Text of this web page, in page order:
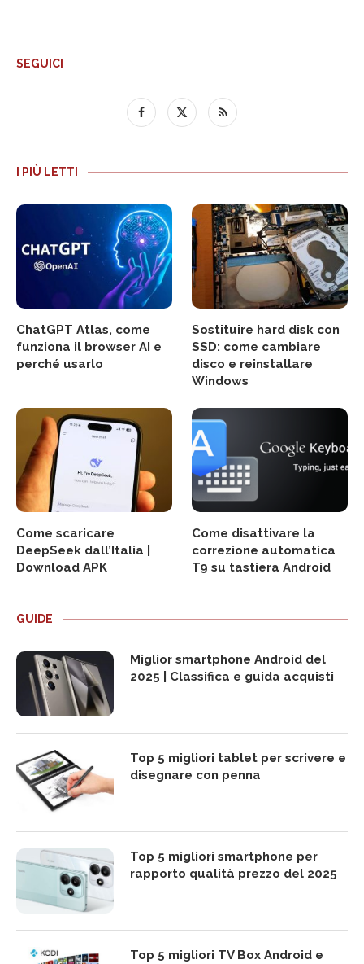
SEGUICI
I PIÙ LETTI
ChatGPT Atlas, come
funziona il browser AI e
perché usarlo
Sostituire hard disk con
SSD: come cambiare
disco e reinstallare
Windows
Come scaricare
DeepSeek dall’Italia |
Download APK
Come disattivare la
correzione automatica
T9 su tastiera Android
GUIDE
Miglior smartphone Android del
2025 | Classifica e guida acquisti
Top 5 migliori tablet per scrivere e
disegnare con penna
Top 5 migliori smartphone per
rapporto qualità prezzo del 2025
Top 5 migliori TV Box Android e